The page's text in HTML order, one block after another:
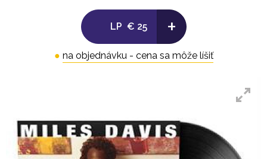
LP € 25 +
● na objednávku - cena sa môže líšiť